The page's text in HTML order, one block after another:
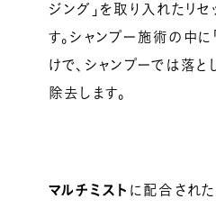
ジング」を取り入れたリ
す。シャンプー施術の中に
けで、シャンプーでは落
除去します。
マルチミスト に配合された